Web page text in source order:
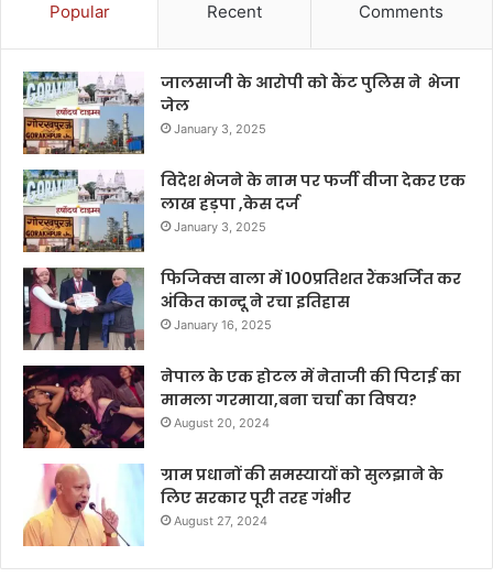
Popular Recent Comments
जालसाजी के आरोपी को कैंट पुलिस ने भेजा
जेल
January 3, 2025
विदेश भेजने के नाम पर फर्जी वीजा देकर एक
लाख हड़पा ,केस दर्ज
January 3, 2025
फिजिक्स वाला में 100प्रतिशत रैंकअर्जित कर
अंकित कान्दू ने रचा इतिहास
January 16, 2025
नेपाल के एक होटल में नेताजी की पिटाई का
मामला गरमाया,बना चर्चा का विषय?
August 20, 2024
ग्राम प्रधानों की समस्यायों को सुलझाने के
लिए सरकार पूरी तरह गंभीर
August 27, 2024